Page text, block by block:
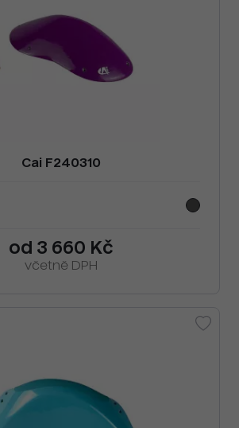
Cai F240310
od 3 660 Kč
včetně DPH